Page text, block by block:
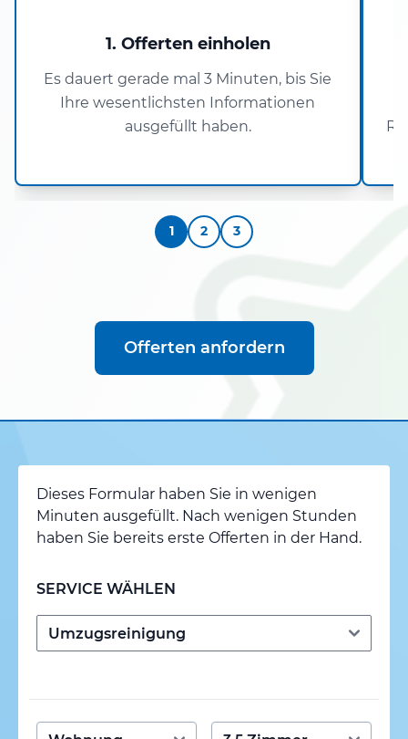
1. Offerten einholen
Es dauert gerade mal 3 Minuten, bis Sie
Ihre wesentlichsten Informationen
ausgefüllt haben.
1 2 3
Offerten anfordern
Dieses Formular haben Sie in wenigen
Minuten ausgefüllt. Nach wenigen Stunden
haben Sie bereits erste Offerten in der Hand.
SERVICE WÄHLEN